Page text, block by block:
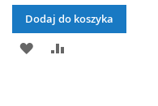
Dodaj do koszyka
DODAJ